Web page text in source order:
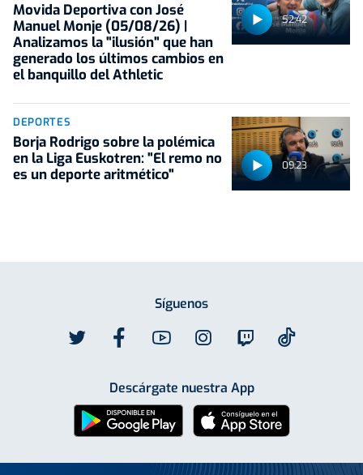
52:42
Movida Deportiva con José
Manuel Monje (05/08/26) |
Analizamos la "ilusión" que han
generado los últimos cambios en
el banquillo del Athletic
09:23
DEPORTES
Borja Rodrigo sobre la polémica
en la Liga Euskotren: "El remo no
es un deporte aritmético"
Síguenos
Descárgate nuestra App